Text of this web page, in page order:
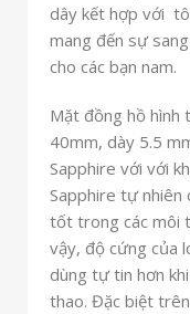
dây kết hợp với
mang đến sự
cho các bạn nam.
Mặt đồng hồ hình
40mm, dày 5.5
Sapphire với với
Sapphire tự nhiên
tốt trong các môi
vậy, độ cứng của
dùng tự tin hơn
thao. Đặc biệt